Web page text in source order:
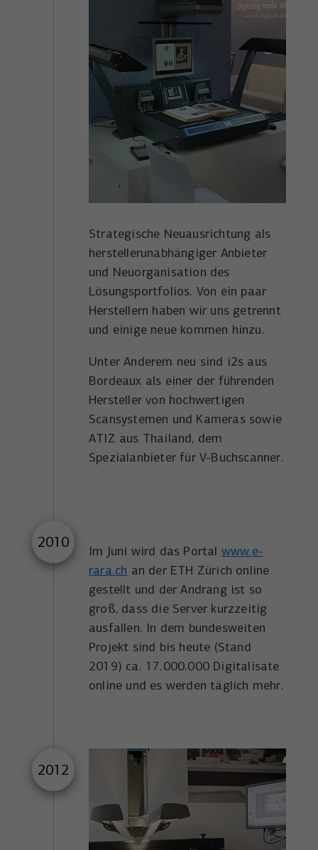
Strategische Neuausrichtung als
herstellerunabhängiger Anbieter
und Neuorganisation des
Lösungsportfolios. Von ein paar
Herstellern haben wir uns getrennt
und einige neue kommen hinzu.
Unter Anderem neu sind i2s aus
Bordeaux als einer der führenden
Hersteller von hochwertigen
Scansystemen und Kameras sowie
ATIZ aus Thailand, dem
Spezialanbieter für V-Buchscanner.
2010
Im Juni wird das Portal www.e-
rara.ch an der ETH Zürich online
gestellt und der Andrang ist so
groß, dass die Server kurzzeitig
ausfallen. In dem bundesweiten
Projekt sind bis heute (Stand
2019) ca. 17.000.000 Digitalisate
online und es werden täglich mehr.
2012